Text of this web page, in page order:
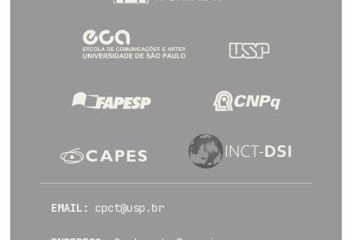
EMAIL: cpct@usp.br